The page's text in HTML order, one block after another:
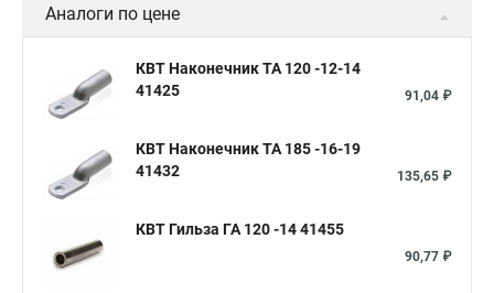
Аналоги по цене
КВТ Наконечник ТА 120 -12-14
41425
91,04 ₽
КВТ Наконечник ТА 185 -16-19
41432
135,65 ₽
КВТ Гильза ГА 120 -14 41455
90,77 ₽